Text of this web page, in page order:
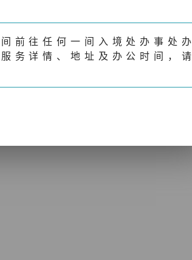
表格
前往任何一间入境处办事处办
务详情、地址及办公时间，请